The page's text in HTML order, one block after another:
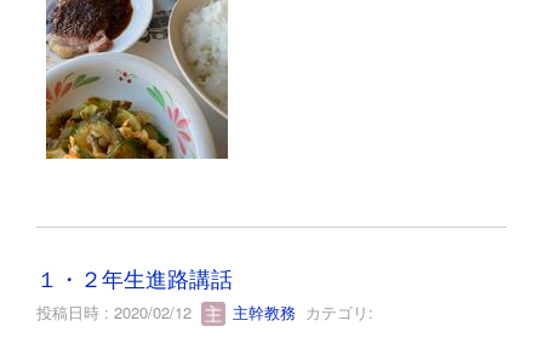
１・２年生進路講話
投稿日時 : 2020/02/12 主幹教務 カテゴリ: